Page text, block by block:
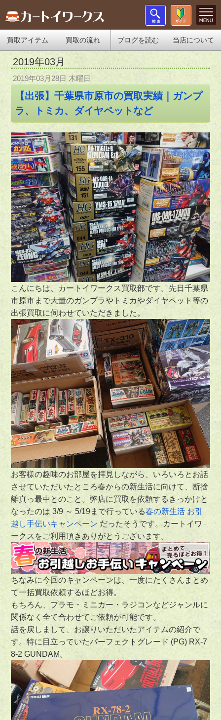
買取アイテム 買取の流れ ブログを読む 当店について
2019年03月
2019年03月28日 木曜日
【出張】千葉県市原市の買取実績｜ガンプ
ラ、トミカ、ダイヤペットなど
こんにちは、カートイワークス買取部です。先日千葉県
市原市まで大量のガンプラやトミカやダイヤペット等の
出張買取に伺わせていただきました。
お客様の趣味のお部屋を拝見しながら、いろいろとお話
させていただいたところ春からの新生活に向けて、断捨
離真っ最中とのこと。弊店に買取を依頼するきっかけと
なったのは3/9 ～ 5/19まで行っている春の新生活 お引
越し手伝いキャンペーン だったそうです。カートイワ
ークスをご利用頂きありがとうございます。
ちなみに今回のキャンペーンは、一度にたくさんまとめ
て一括買取依頼するほどお得。
もちろん、プラモ・ミニカー・ラジコンなどジャンルに
関係なく全て合わせてご依頼が可能です。
話を戻しまして、お譲りいただいたアイテムの紹介で
す。特に目立っていたパーフェクトグレード (PG) RX-7
8-2 GUNDAM。